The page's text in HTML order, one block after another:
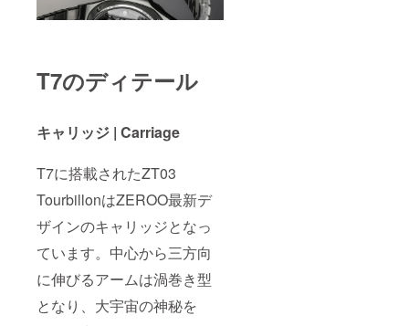
T7のディテール
キャリッジ | Carriage
T7に搭載されたZT03
TourbillonはZEROO最新デ
ザインのキャリッジとなっ
ています。中心から三方向
に伸びるアームは渦巻き型
となり、大宇宙の神秘を